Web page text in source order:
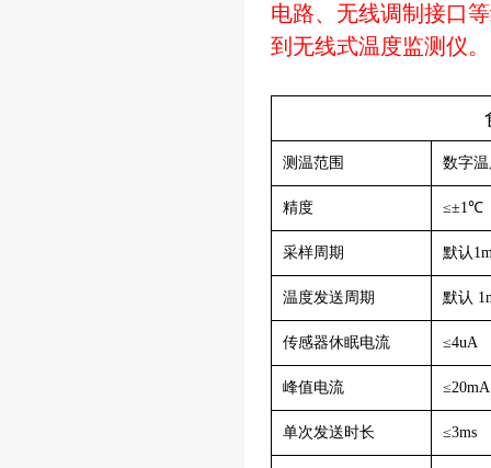
电路、无线调制接口
到无线式温度监测仪。
测温范围 数字
精度 ≤±1℃
采样周期 默认
温度发送周期 默认
传感器休眠电流 ≤4uA
峰值电流 ≤20mA
单次发送时长 ≤3ms